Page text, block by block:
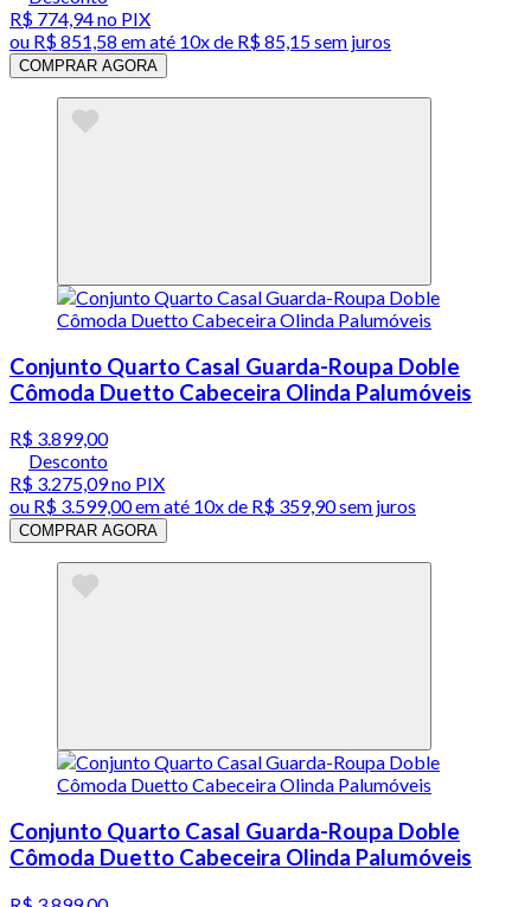
R$ 774,94no PIX
ou R$ 851,58 em até 10x de R$ 85,15 sem juros
COMPRAR AGORA
Conjunto Quarto Casal Guarda-Roupa Doble
Cômoda Duetto Cabeceira Olinda Palumóveis
R$ 3.899,00
Desconto
R$ 3.275,09no PIX
ou R$ 3.599,00em até 10x de R$ 359,90 sem juros
COMPRAR AGORA
Conjunto Quarto Casal Guarda-Roupa Doble
Cômoda Duetto Cabeceira Olinda Palumóveis